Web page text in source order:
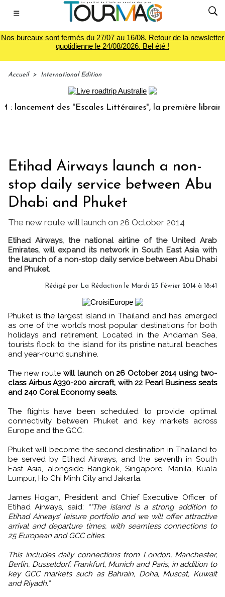
☰
Nos bureaux sont fermés du 27/07 au 16/08. Retour de la newsletter
quotidienne le 24/08/2026. Bel été !
Accueil > International Edition
des "Escales Littéraires", la première librairie
Etihad Airways launch a non-
stop daily service between Abu
Dhabi and Phuket
The new route will launch on 26 October 2014
Etihad Airways, the national airline of the United Arab
Emirates, will expand its network in South East Asia with
the launch of a non-stop daily service between Abu Dhabi
and Phuket.
Rédigé par La Rédaction le Mardi 25 Février 2014 à 18:41
Phuket is the largest island in Thailand and has emerged
as one of the world’s most popular destinations for both
holidays and retirement. Located in the Andaman Sea,
tourists flock to the island for its pristine natural beaches
and year-round sunshine.
The new route will launch on 26 October 2014 using two-
class Airbus A330-200 aircraft, with 22 Pearl Business seats
and 240 Coral Economy seats.
The flights have been scheduled to provide optimal
connectivity between Phuket and key markets across
Europe and the GCC.
Phuket will become the second destination in Thailand to
be served by Etihad Airways, and the seventh in South
East Asia, alongside Bangkok, Singapore, Manila, Kuala
Lumpur, Ho Chi Minh City and Jakarta.
James Hogan, President and Chief Executive Officer of
Etihad Airways, said:
“"The island is a strong addition to
Etihad Airways’ leisure portfolio and we will offer attractive
arrival and departure times, with seamless connections to
25 European and GCC cities.
This includes daily connections from London, Manchester,
Berlin, Dusseldorf, Frankfurt, Munich and Paris, in addition to
key GCC markets such as Bahrain, Doha, Muscat, Kuwait
and Riyadh.”